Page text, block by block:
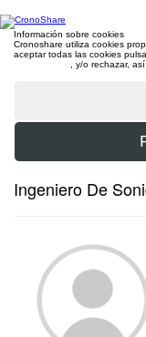
Información sobre cookies
Cronoshare utiliza cookies
aceptar todas las cookies
, y/o rechazar,
Ingeniero De